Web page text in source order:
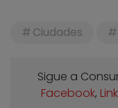
Ciudades
Sigue a
Facebook,